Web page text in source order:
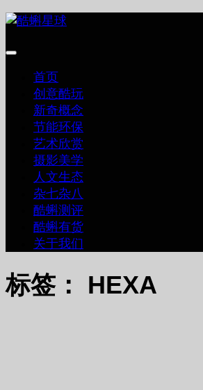
跳
内
首页
创意酷玩
新奇概念
节能环保
艺术欣赏
摄影美学
人文生态
杂七杂八
酷蝌测评
酷蝌有货
关于我们
标签： HEXA